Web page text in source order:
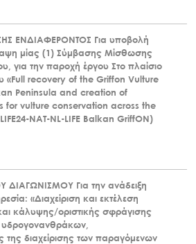
ΕΝΔΙΑΦΕΡΟΝΤΟΣ Για υποβολή
μίας (1) Σύμβασης Μίσθωσης
για την παροχή έργου Στο πλαίσιο
«Full recovery of the Griffon Vulture
Peninsula and creation of
vulture conservation across the
NAT-NL-LIFE Balkan GriffON)
Για την ανάδειξη
«Διαχείριση και εκτέλεση
κάλυψης/οριστικής σφράγισης
της διαχείρισης των παραγόμενων